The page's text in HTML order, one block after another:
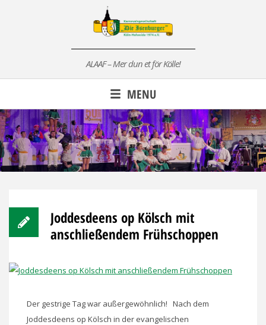
ALAAF – Mer dun et för Kölle!
MENU
Joddesdeens op Kölsch mit
anschließendem Frühschoppen
Der gestrige Tag war außergewöhnlich! Nach dem
Joddesdeens op Kölsch in der evangelischen